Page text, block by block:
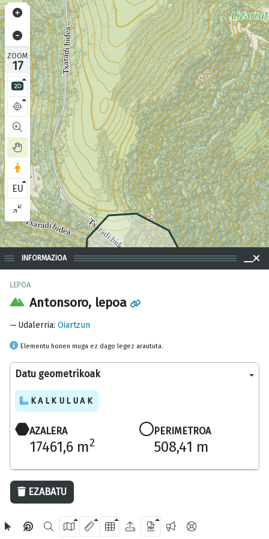
ZOOM
17
EU
OpenStreetMap
INFORMAZIOA
LEPOA
Antonsoro, lepoa
Udalerria: Oiartzun
Elementu honen muga ez dago legez araututa.
Datu geometrikoak
KALKULUAK
AZALERA
17461,6 m2
PERIMETROA
508,41 m
EZABATU